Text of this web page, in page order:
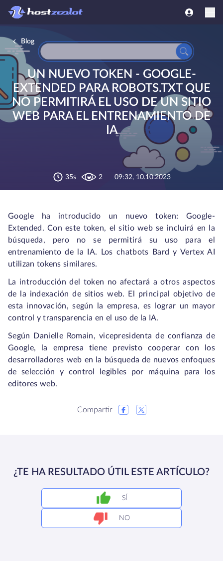
Blog
UN NUEVO TOKEN - GOOGLE-
EXTENDED PARA ROBOTS.TXT QUE
NO PERMITIRÁ EL USO DE UN SITIO
WEB PARA EL ENTRENAMIENTO DE
IA
35s 2 09:32, 10.10.2023
Google ha introducido un nuevo token: Google-
Extended. Con este token, el sitio web se incluirá en la
búsqueda, pero no se permitirá su uso para el
entrenamiento de la IA. Los chatbots Bard y Vertex AI
utilizan tokens similares.
La introducción del token no afectará a otros aspectos
de la indexación de sitios web. El principal objetivo de
esta innovación, según la empresa, es lograr un mayor
control y transparencia en el uso de la IA.
Según Danielle Romain, vicepresidenta de confianza de
Google, la empresa tiene previsto cooperar con los
desarrolladores web en la búsqueda de nuevos enfoques
de selección y control legibles por máquina para los
editores web.
Compartir
¿TE HA RESULTADO ÚTIL ESTE ARTÍCULO?
SÍ
NO